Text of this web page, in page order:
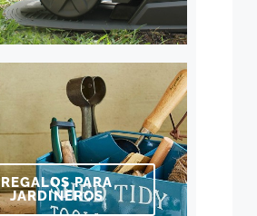
REGALOS PARA
JARDINEROS